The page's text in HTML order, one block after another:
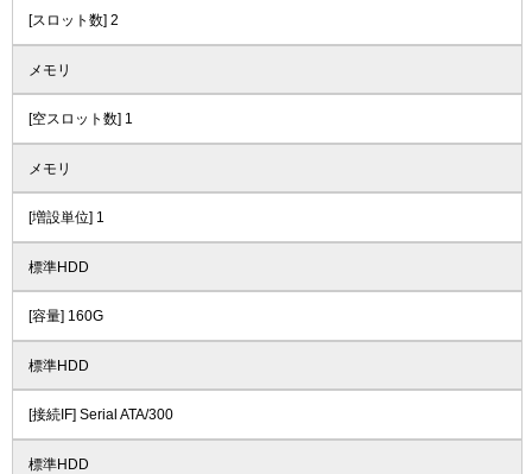
[スロット数] 2
メモリ
[空スロット数] 1
メモリ
[増設単位] 1
標準HDD
[容量] 160G
標準HDD
[接続IF] Serial ATA/300
標準HDD